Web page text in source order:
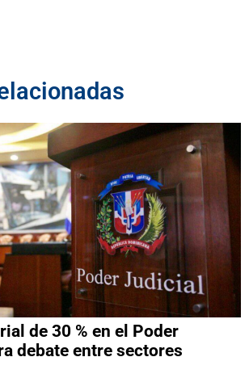
de 30 % en el Poder
debate entre sectores